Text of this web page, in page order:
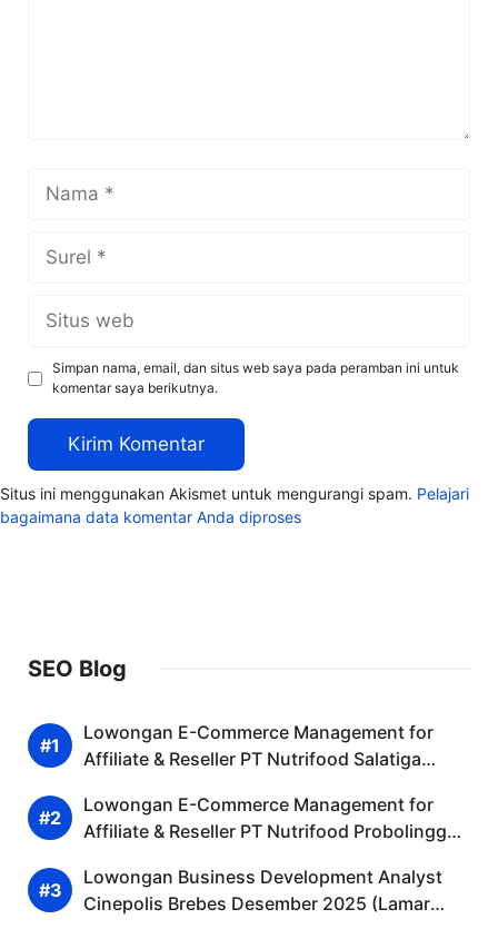
web
Simpan nama, email, dan situs web saya pada peramban ini untuk
komentar saya berikutnya.
Situs ini menggunakan Akismet untuk mengurangi spam. Pelajari
bagaimana data komentar Anda diproses
SEO Blog
Lowongan E-Commerce Management for
Affiliate & Reseller PT Nutrifood Salatiga
Lowongan E-Commerce Management for
Affiliate & Reseller PT Nutrifood Probolinggo
Lowongan Business Development Analyst
Cinepolis Brebes Desember 2025 (Lamar